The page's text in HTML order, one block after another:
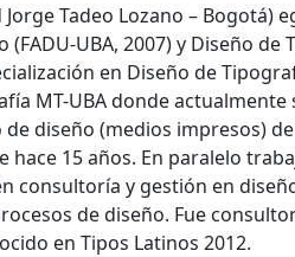
Tadeo Lozano – Bogotá)
UBA, 2007) y Diseño
en Diseño de
MT-UBA donde
diseño (medios impresos)
hace 15 años. En paralelo
consultoría y gestión en
de diseño. Fue
en Tipos Latinos 2012.